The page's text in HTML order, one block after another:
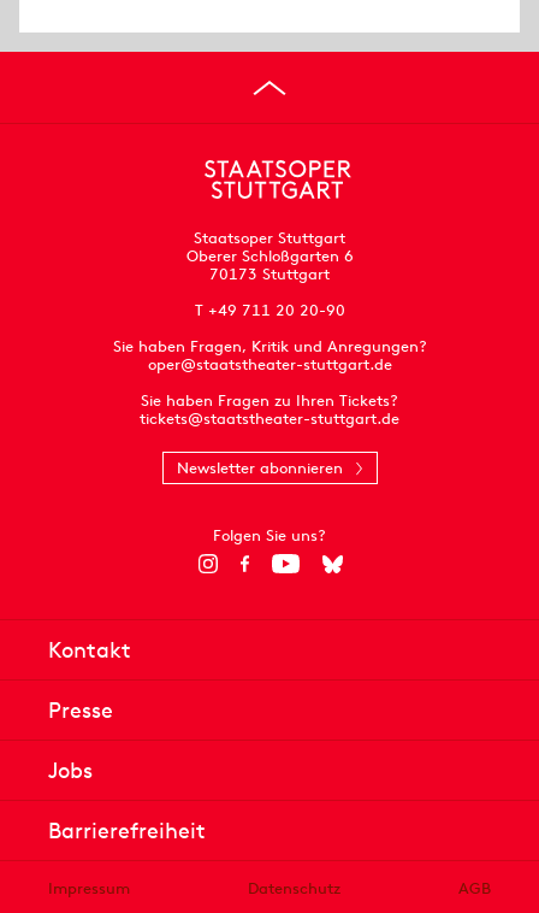
Staatsoper Stuttgart
Oberer Schloßgarten 6
70173 Stuttgart
T +49 711 20 20-90
Sie haben Fragen, Kritik und Anregungen?
oper@staatstheater-stuttgart.de
Sie haben Fragen zu Ihren Tickets?
tickets@staatstheater-stuttgart.de
Newsletter abonnieren
Folgen Sie uns?
Kontakt
Presse
Jobs
Barrierefreiheit
Impressum Datenschutz AGB